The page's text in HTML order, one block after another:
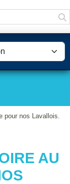
pour nos Lavallois.
AU